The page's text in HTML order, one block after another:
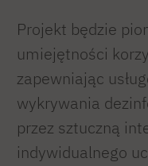
Projekt będzie
umiejętności
zapewniając
wykrywania
przez sztuczną
indywidualnego